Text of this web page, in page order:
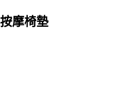
摩椅墊